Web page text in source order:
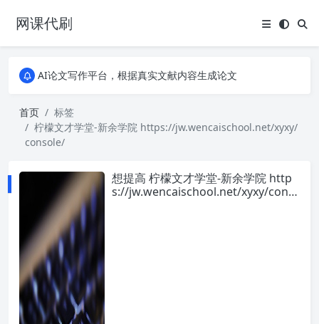
网课代刷
AI论文写作平台，根据真实文献内容生成论文
AI论文写作平台，根据真实文献内容生成论文
首页
标签
柠檬文才学堂-新余学院 https://jw.wencaischool.net/xyxy/
console/
想提高 柠檬文才学堂-新余学院 http
s://jw.wencaischool.net/xyxy/cons